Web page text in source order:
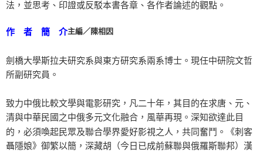
法，並思考、印證或反駁本書各章、各作者論述的觀點。
作 者 簡 介主編／陳相因
劍橋大學斯拉夫研究系與東方研究系兩系博士。現任中研院文哲
所副研究員。
致力中俄比較文學與電影研究，凡二十年，其目的在求唐、元、
清與中華民國之中俄多元文化融合，風華再現。深知欲達此目
的，必須喚起民眾及聯合學界愛好影視之人，共同奮鬥。《刺客
聶隱娘》御繁以簡，深藏胡（今日已成前蘇聯與俄羅斯聯邦）漢